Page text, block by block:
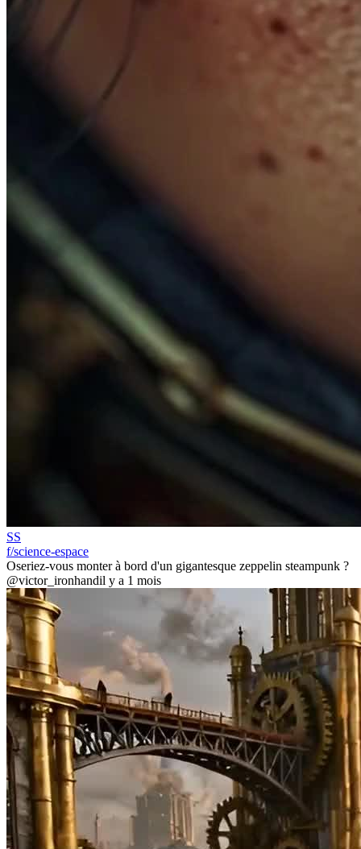
SS
f/science-espace
Oseriez-vous monter à bord d'un gigantesque zeppelin steampunk ?
@victor_ironhandil y a 1 mois